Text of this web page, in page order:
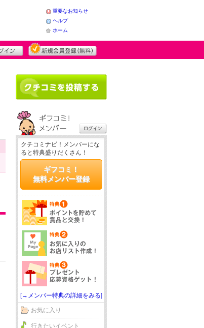
重要なお知らせ
ヘルプ
ホーム
クチコミナビ！メンバーにな
ると特典盛りだくさん！
ギフコミ！
無料メンバー登録
[→メンバー特典の詳細をみる]
お気に入り
行きたいイベント